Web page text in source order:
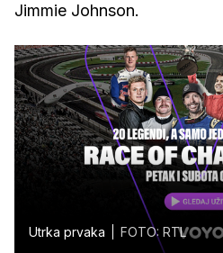
Jimmie Johnson.
Utrka prvaka FOTO: RTL